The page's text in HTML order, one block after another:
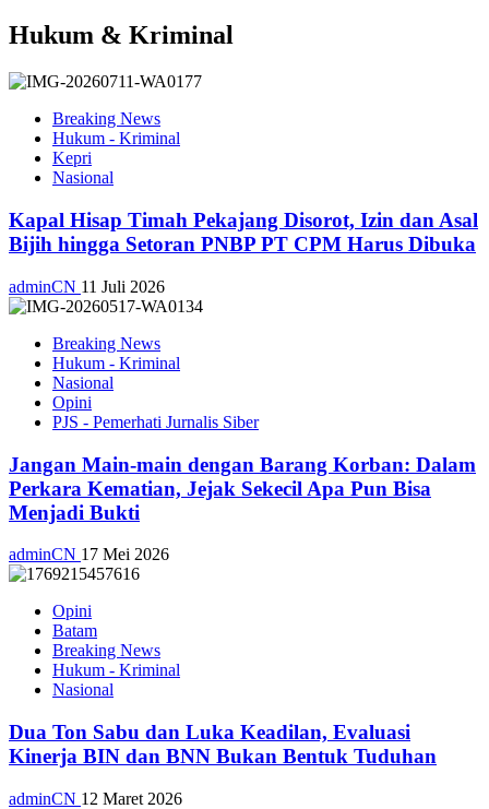
Hukum & Kriminal
Breaking News
Hukum - Kriminal
Kepri
Nasional
Kapal Hisap Timah Pekajang Disorot, Izin dan Asal
Bijih hingga Setoran PNBP PT CPM Harus Dibuka
adminCN 11 Juli 2026
Breaking News
Hukum - Kriminal
Nasional
Opini
PJS - Pemerhati Jurnalis Siber
Jangan Main-main dengan Barang Korban: Dalam
Perkara Kematian, Jejak Sekecil Apa Pun Bisa
Menjadi Bukti
adminCN 17 Mei 2026
Opini
Batam
Breaking News
Hukum - Kriminal
Nasional
Dua Ton Sabu dan Luka Keadilan, Evaluasi
Kinerja BIN dan BNN Bukan Bentuk Tuduhan
adminCN 12 Maret 2026